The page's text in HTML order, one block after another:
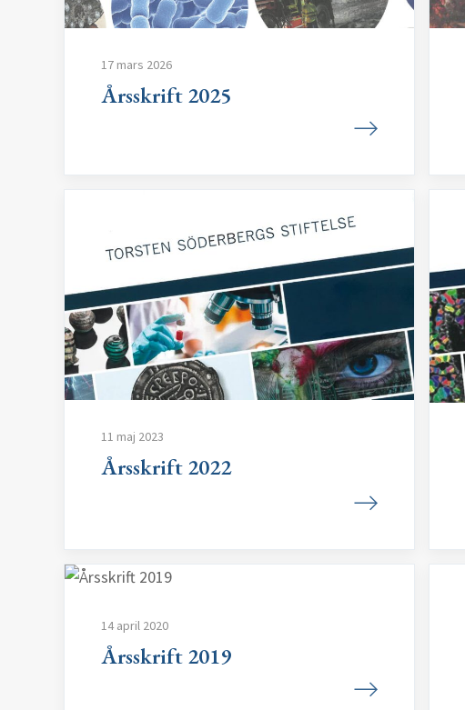
17 mars 2026
Årsskrift 2025
11 maj 2023
Årsskrift 2022
14 april 2020
Årsskrift 2019